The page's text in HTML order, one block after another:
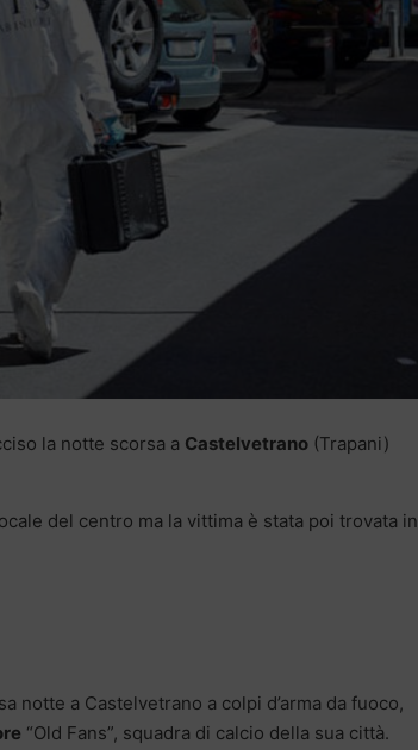
la notte scorsa a Castelvetrano (Trapani)
del centro ma la vittima è stata poi trovata in
notte a Castelvetrano a colpi d’arma da fuoco,
“Old Fans”, squadra di calcio della sua città.